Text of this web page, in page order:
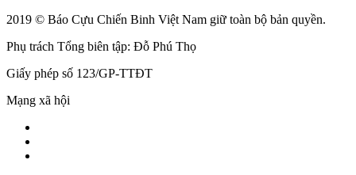
2019 © Báo Cựu Chiến Binh Việt Nam giữ toàn bộ bản quyền.
Phụ trách Tổng biên tập: Đỗ Phú Thọ
Giấy phép số 123/GP-TTĐT
Mạng xã hội